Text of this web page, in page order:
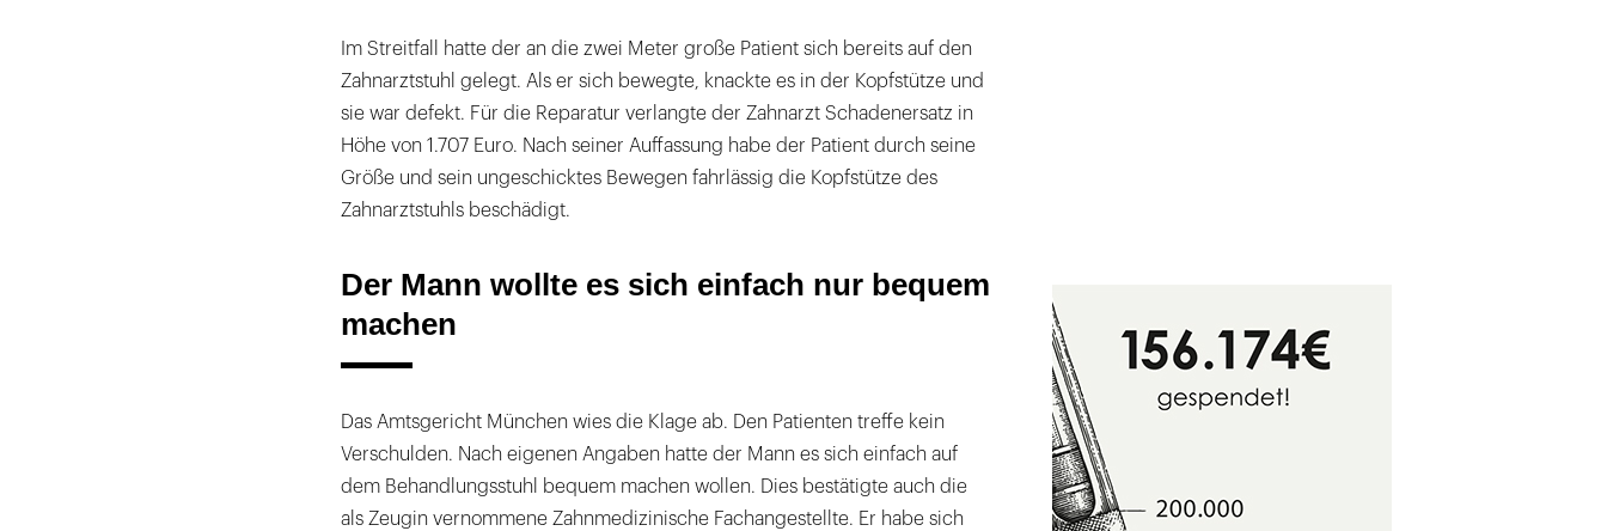
Im Streitfall hatte der an die zwei Meter große Patient sich bereits auf den
Zahnarztstuhl gelegt. Als er sich bewegte, knackte es in der Kopfstütze und
sie war defekt. Für die Reparatur verlangte der Zahnarzt Schadenersatz in
Höhe von 1.707 Euro. Nach seiner Auffassung habe der Patient durch seine
Größe und sein ungeschicktes Bewegen fahrlässig die Kopfstütze des
Zahnarztstuhls beschädigt.
Der Mann wollte es sich einfach nur bequem
machen
Das Amtsgericht München wies die Klage ab. Den Patienten treffe kein
Verschulden. Nach eigenen Angaben hatte der Mann es sich einfach auf
dem Behandlungsstuhl bequem machen wollen. Dies bestätigte auch die
als Zeugin vernommene Zahnmedizinische Fachangestellte. Er habe sich